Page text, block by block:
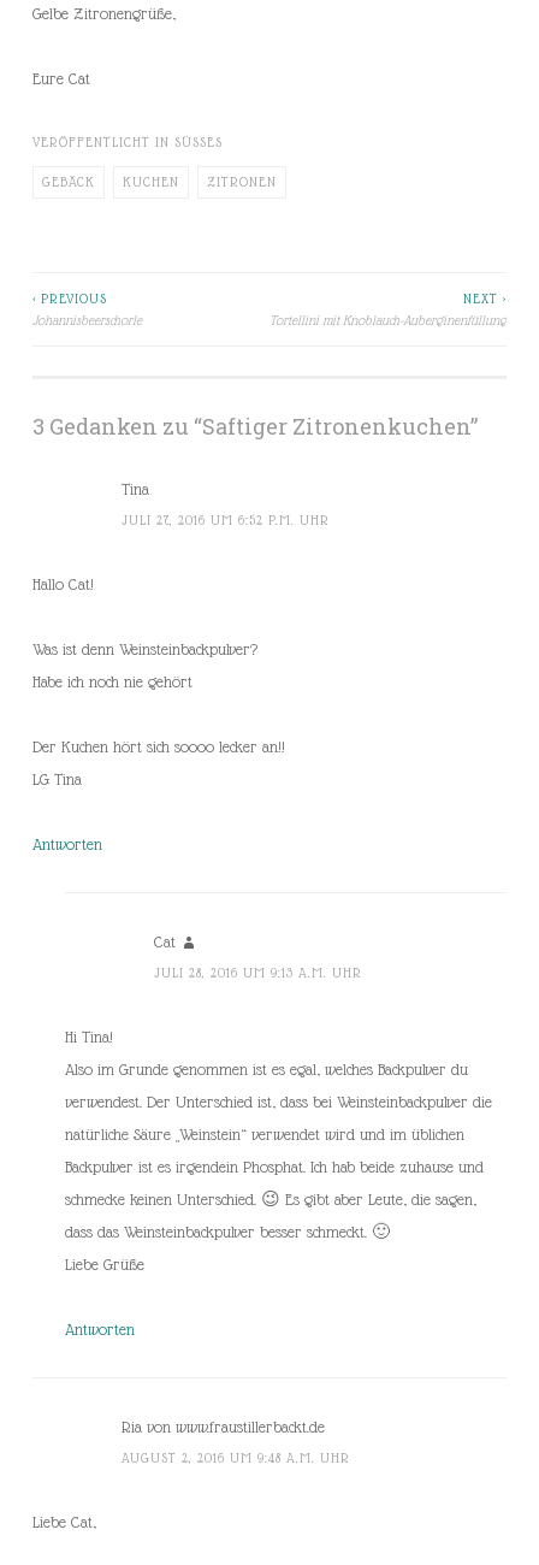
Gelbe Zitronengrüße,
Eure Cat
VERÖFFENTLICHT IN SÜSSES
GEBÄCK KUCHEN ZITRONEN
Beitragsnavigation
< PREVIOUS
Johannisbeerschorle
NEXT >
Tortellini mit Knoblauch-Auberginenfüllung
3 Gedanken zu “Saftiger Zitronenkuchen”
Tina
JULI 27, 2016 UM 6:52 P.M. UHR
Hallo Cat!
Was ist denn Weinsteinbackpulver?
Habe ich noch nie gehört
Der Kuchen hört sich soooo lecker an!!
LG Tina
Antworten
Cat
JULI 28, 2016 UM 9:13 A.M. UHR
Hi Tina!
Also im Grunde genommen ist es egal, welches Backpulver du
verwendest. Der Unterschied ist, dass bei Weinsteinbackpulver die
natürliche Säure „Weinstein“ verwendet wird und im üblichen
Backpulver ist es irgendein Phosphat. Ich hab beide zuhause und
schmecke keinen Unterschied. 😉 Es gibt aber Leute, die sagen,
dass das Weinsteinbackpulver besser schmeckt. 🙂
Liebe Grüße
Antworten
Ria von www.fraustillerbackt.de
AUGUST 2, 2016 UM 9:48 A.M. UHR
Liebe Cat,